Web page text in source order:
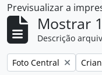
Previsualizar a
Mostrar
Descrição
Remover filtro:
Foto Central